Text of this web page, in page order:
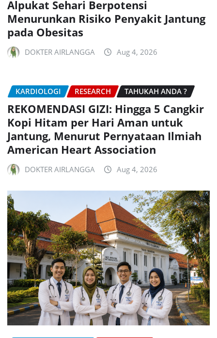
Alpukat Sehari Berpotensi
Menurunkan Risiko Penyakit Jantung
pada Obesitas
DOKTER AIRLANGGA Aug 4, 2026
KARDIOLOGI RESEARCH TAHUKAH ANDA ?
REKOMENDASI GIZI: Hingga 5 Cangkir
Kopi Hitam per Hari Aman untuk
Jantung, Menurut Pernyataan Ilmiah
American Heart Association
DOKTER AIRLANGGA Aug 4, 2026